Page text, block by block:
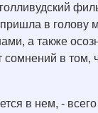
в голову
а также
в том,
в нем, -